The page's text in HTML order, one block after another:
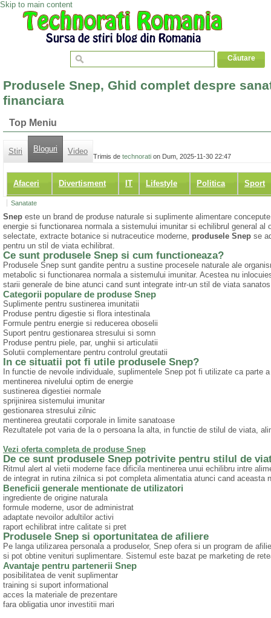
Skip to main content
Produsele Snep, Ghid complet despre
financiara
Top Meniu
Stiri Bloguri Video
Afaceri Divertisment IT Lifestyle Politica Sport
Trimis de technorati on Dum, 2025-11-30 22:47
Sanatate
Snep este un brand de produse naturale si suplimente alimentare
energie si functionarea normala a sistemului imunitar si echilibrul general
selectate, extracte botanice si nutraceutice moderne, produsele Snep se
pentru un stil de viata echilibrat.
Ce sunt produsele Snep si cum functioneaza?
Produsele Snep sunt gandite pentru a sustine procesele naturale ale
metabolic si functionarea normala a sistemului imunitar. Acestea nu
starii generale de bine atunci cand sunt integrate intr-un stil de viata
Categorii populare de produse Snep
Suplimente pentru sustinerea imunitatii
Produse pentru digestie si flora intestinala
Formule pentru energie si reducerea oboselii
Suport pentru gestionarea stresului si somn
Produse pentru piele, par, unghii si articulatii
Solutii complementare pentru controlul greutatii
In ce situatii pot fi utile produsele Snep?
In functie de nevoile individuale, suplimentele Snep pot fi utilizate ca parte
mentinerea nivelului optim de energie
sustinerea digestiei normale
sprijinirea sistemului imunitar
gestionarea stresului zilnic
mentinerea greutatii corporale in limite sanatoase
Rezultatele pot varia de la o persoana la alta, in functie de stilul de viata,
Vezi oferta completa de produse Snep
De ce sunt produsele Snep potrivite pentru stilul de
Ritmul alert al vietii moderne face dificila mentinerea unui echilibru intre
de integrat in rutina zilnica si pot completa alimentatia atunci cand aceasta
Beneficii generale mentionate de utilizatori
ingrediente de origine naturala
formule moderne, usor de administrat
adaptate nevoilor adultilor activi
raport echilibrat intre calitate si pret
Produsele Snep si oportunitatea de afiliere
Pe langa utilizarea personala a produselor, Snep ofera si un program de
si pot obtine venituri suplimentare. Sistemul este bazat pe marketing de
Avantaje pentru partenerii Snep
posibilitatea de venit suplimentar
training si suport informational
acces la materiale de prezentare
fara obligatia unor investitii mari